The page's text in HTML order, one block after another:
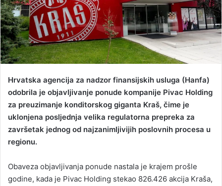
i
l
Hrvatska agencija za nadzor finansijskih usluga (Hanfa)
odobrila je objavljivanje ponude kompanije Pivac Holding
za preuzimanje konditorskog giganta Kraš, čime je
uklonjena posljednja velika regulatorna prepreka za
završetak jednog od najzanimljivijih poslovnih procesa u
regionu.
Obaveza objavljivanja ponude nastala je krajem prošle
godine, kada je Pivac Holding stekao 826.426 akcija Kraša,